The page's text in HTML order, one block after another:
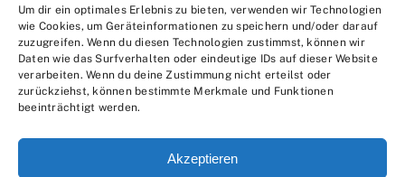
Um dir ein optimales Erlebnis zu bieten, verwenden wir Technologien
wie Cookies, um Geräteinformationen zu speichern und/oder darauf
zuzugreifen. Wenn du diesen Technologien zustimmst, können wir
Daten wie das Surfverhalten oder eindeutige IDs auf dieser Website
verarbeiten. Wenn du deine Zustimmung nicht erteilst oder
zurückziehst, können bestimmte Merkmale und Funktionen
beeinträchtigt werden.
Akzeptieren
Impressum